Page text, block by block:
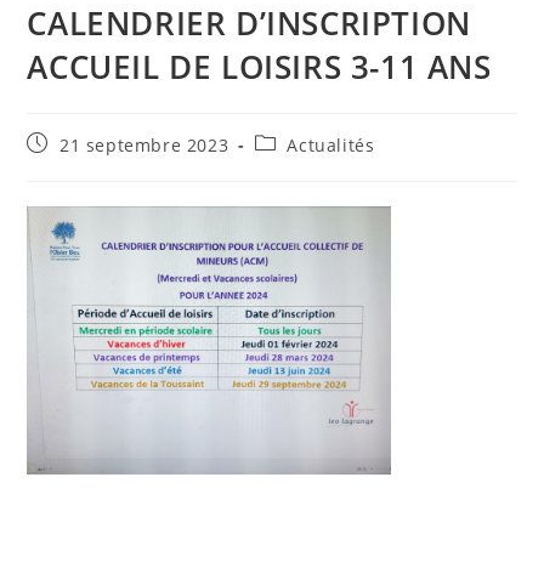
CALENDRIER D’INSCRIPTION
ACCUEIL DE LOISIRS 3-11 ANS
Publication
21 septembre 2023
PostActualités